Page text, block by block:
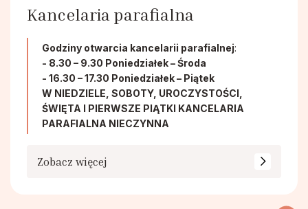
Kancelaria parafialna
Godziny otwarcia kancelarii parafialnej:
- 8.30 – 9.30 Poniedziałek – Środa
- 16.30 – 17.30 Poniedziałek – Piątek
W NIEDZIELE, SOBOTY, UROCZYSTOŚCI,
ŚWIĘTA I PIERWSZE PIĄTKI KANCELARIA
PARAFIALNA NIECZYNNA
Zobacz więcej